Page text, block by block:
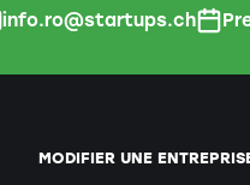
info.ro@startups.ch
MODIFIER UNE